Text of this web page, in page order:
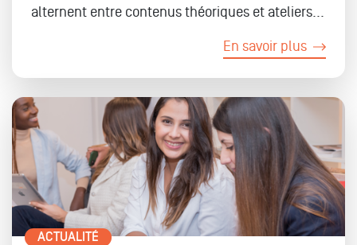
alternent entre contenus théoriques et ateliers...
En savoir plus
ACTUALITÉ